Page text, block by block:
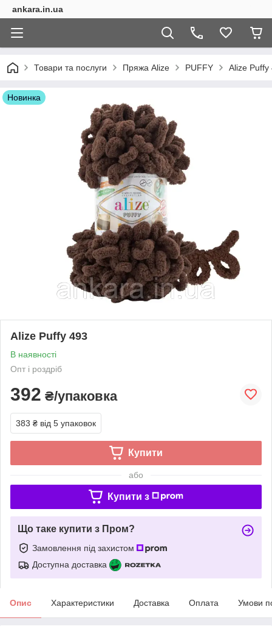
ankara.in.ua
Товари та послуги Пряжа Alize PUFFY Alize Puffy
Новинка
Alize Puffy 493
В наявності
Опт і роздріб
392 ₴/упаковка
383 ₴ від 5 упаковок
Купити
або
Купити з
Що таке купити з Пром?
Замовлення під захистом
Доступна доставка
Опис Характеристики Доставка Оплата Умови